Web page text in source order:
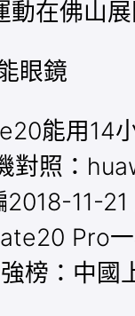
在佛山
眼鏡
能用14
照：
11-
Pro
榜：中國